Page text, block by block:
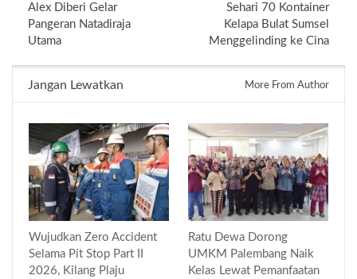
Alex Diberi Gelar
Pangeran Natadiraja
Utama
Sehari 70 Kontainer
Kelapa Bulat Sumsel
Menggelinding ke Cina
Jangan Lewatkan More From Author
Wujudkan Zero Accident
Selama Pit Stop Part II
2026, Kilang Plaju
Ratu Dewa Dorong
UMKM Palembang Naik
Kelas Lewat Pemanfaatan